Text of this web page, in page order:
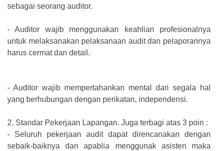
sebagai seorang auditor.
-
Auditor wajib menggunakan keahlian profesionalnya
untuk melaksanakan pelaksanaan audit dan pelaporannya
harus cermat dan detail.
- Auditor wajib mempertahankan mental dari segala hal
yang berhubungan dengan perikatan, independensi.
2. Standar Pekerjaan Lapangan. Juga terbagi atas 3 poin :
-
Seluruh pekerjaan audit dapat direncanakan dengan
sebaik-baiknya dan apablia menggunak asisten maka